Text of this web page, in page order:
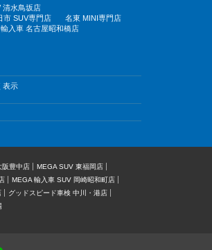
清水鳥坂店
市 SUV専門店
名東 MINI専門店
入車 名古屋昭和橋店
表示
阪豊中店
MEGA SUV 東福岡店
MEGA 輸入車 SUV 岡崎昭和町店
グッドスピード車検 中川・港店